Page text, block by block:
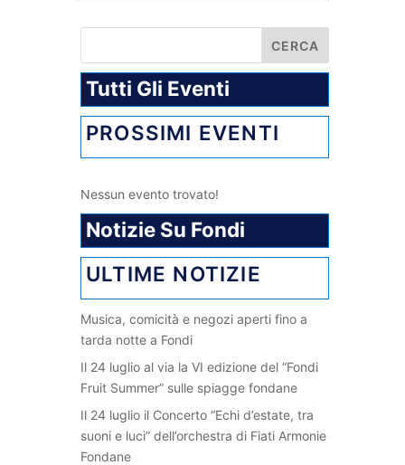
Tutti Gli Eventi
PROSSIMI EVENTI
Nessun evento trovato!
Notizie Su Fondi
ULTIME NOTIZIE
Musica, comicità e negozi aperti fino a
tarda notte a Fondi
Il 24 luglio al via la VI edizione del “Fondi
Fruit Summer” sulle spiagge fondane
Il 24 luglio il Concerto “Echi d’estate, tra
suoni e luci” dell’orchestra di Fiati Armonie
Fondane